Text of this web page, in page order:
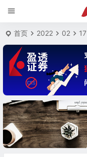
首页 2022 02 17